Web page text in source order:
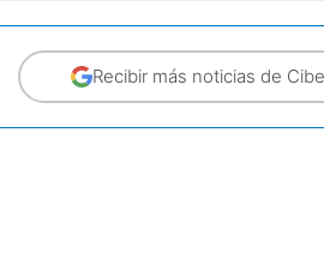
Recibir más noticias de